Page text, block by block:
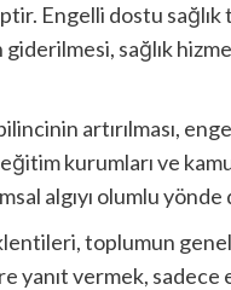
Engelli dostu
giderilmesi, sağlık
artırılması,
kurumları ve
algıyı olumlu
toplumun genel
yanıt vermek,